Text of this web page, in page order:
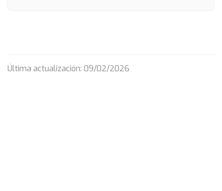
Última actualización: 09/02/2026